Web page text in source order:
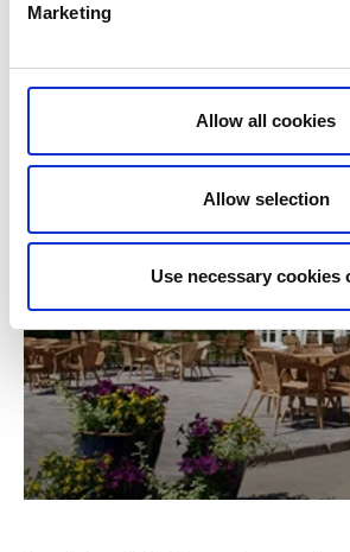
Marketing
Allow all cookies
Allow selection
Use necessary cookies
Ät och fika
söderläge. Här kan ni njuta av goda
Restaurangen arrenderas ut till